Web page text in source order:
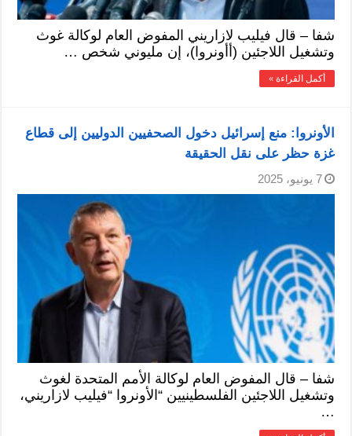
شفا – قال فيليب لازاريني المفوض العام لوكالة غوث
وتشغيل اللاجئين (أأونروا)، إن مليوني شخص …
أكمل القراءة »
الأونروا: منع إسرائيل دخول الصحفيين الدوليين إلى قطاع
غزة حظر على نقل الحقيقة
7 يونيو، 2025
شفا – قال المفوض العام لوكالة الأمم المتحدة لغوث
وتشغيل اللاجئين الفلسطينيين “الأونروا “فيليب لازاريني،
…